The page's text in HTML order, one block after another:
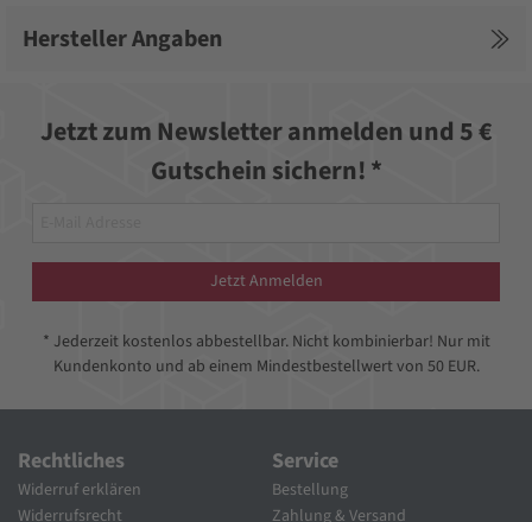
Hersteller Angaben
Jetzt zum Newsletter anmelden und 5 €
Gutschein sichern! *
Jetzt Anmelden
* Jederzeit kostenlos abbestellbar. Nicht kombinierbar! Nur mit
Kundenkonto und ab einem Mindestbestellwert von 50 EUR.
Rechtliches
Widerruf erklären
Widerrufsrecht
Service
Bestellung
Zahlung & Versand